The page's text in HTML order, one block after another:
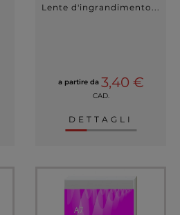
Lente d'ingrandimento...
a partire da 3,40 €
CAD.
DETTAGLI